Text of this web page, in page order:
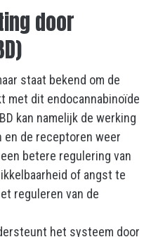
door
staat bekend om de
met dit endocannabinoïde
kan namelijk de werking
de receptoren weer
betere regulering van
of angst te
reguleren van de
het systeem door